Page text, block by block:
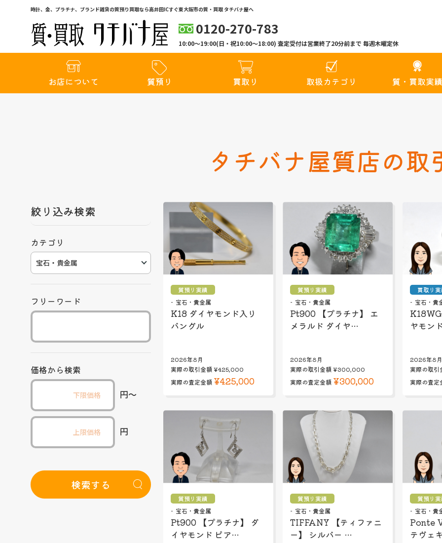
時計、金、プラチナ、ブランド雑貨の質預り買取なら高井田ICすぐ東大阪市の質・買取 タチバナ屋へ
0120-270-783
10:00〜19:00(日・祝10:00〜18:00) 査定受付は営業終了20分前まで 毎週木曜定休
お店について 質預り 買取り 取扱カテゴリ 質・買取実
タチバナ屋質店の取
絞り込み検索
カテゴリ
フリーワード
価格から検索
円〜
円
検索する
質預り実績
宝石・貴金属
K18 ダイヤモンド入り
バングル
2026年8月
実際の取引金額 ¥425,000
実際の査定金額 ¥425,000
質預り実績
宝石・貴金属
Pt900 【プラチナ】 エ
メラルド ダイヤ…
2026年8月
実際の取引金額¥300,000
実際の査定金額 ¥300,000
買取り
宝石・貴
ヤモン
2026年8月
実際の取引
実際の査定
質預り実績
宝石・貴金属
Pt900 【プラチナ】 ダ
イヤモンド ピア…
質預り実績
宝石・貴金属
TIFFANY 【ティファニ
ー】 シルバー …
質預り
宝石・貴
Ponte
テヴェ